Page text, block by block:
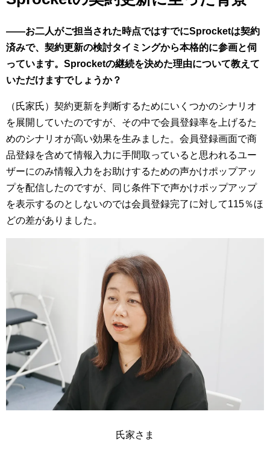
――お二人がご担当された時点ではすでにSprocketは契約
済みで、契約更新の検討タイミングから本格的に参画と伺
っています。Sprocketの継続を決めた理由について教えて
いただけますでしょうか？
（氏家氏）契約更新を判断するためにいくつかのシナリオ
を展開していたのですが、その中で会員登録率を上げるた
めのシナリオが高い効果を生みました。会員登録画面で商
品登録を含めて情報入力に手間取っていると思われるユー
ザーにのみ情報入力をお助けするための声かけポップアッ
プを配信したのですが、同じ条件下で声かけポップアップ
を表示するのとしないのでは会員登録完了に対して115％ほ
どの差がありました。
氏家さま